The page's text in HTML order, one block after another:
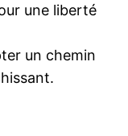
une liberté
un chemin